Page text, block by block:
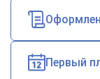
Первый